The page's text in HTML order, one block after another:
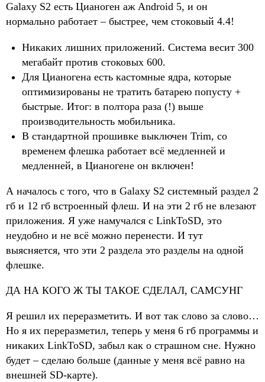
Galaxy S2 есть Цианоген аж Android 5, и он
нормально работает – быстрее, чем стоковый 4.4!
Никаких лишних приложений. Система весит 300
мегабайт против стоковых 600.
Для Цианогена есть кастомные ядра, которые
оптимизированы не тратить батарею попусту +
быстрые. Итог: в полтора раза (!) выше
производительность мобильника.
В стандартной прошивке выключен Trim, со
временем флешка работает всё медленней и
медленней, в Цианогене он включен!
А началось с того, что в Galaxy S2 системный раздел 2
гб и 12 гб встроенный флеш. И на эти 2 гб не влезают
приложения. Я уже намучался с LinkToSD, это
неудобно и не всё можно перенести. И тут
выясняется, что эти 2 раздела это разделы на одной
флешке.
ДА НА КОГО Ж ТЫ ТАКОЕ СДЕЛАЛ, САМСУНГ
Я решил их переразметить. И вот так слово за слово…
Но я их переразметил, теперь у меня 6 гб программы и
никаких LinkToSD, забыл как о страшном сне. Нужно
будет – сделаю больше (данные у меня всё равно на
внешней SD-карте).